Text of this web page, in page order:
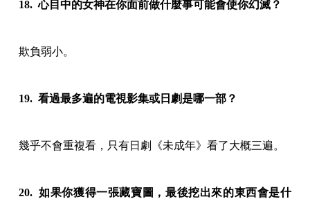
18. 心目中的女神在你面前做什麼事可能會使你幻滅？
欺負弱小。
19. 看過最多遍的電視影集或日劇是哪一部？
幾乎不會重複看，只有日劇《未成年》看了大概三遍。
20. 如果你獲得一張藏寶圖，最後挖出來的東西會是什